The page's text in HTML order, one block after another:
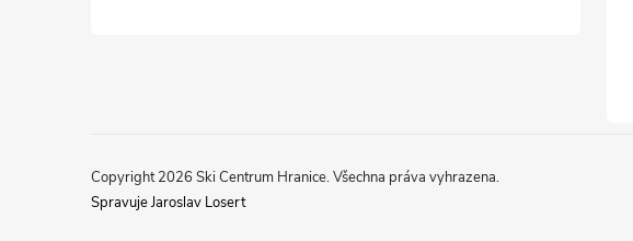
Copyright 2026 Ski Centrum Hranice. Všechna práva vyhrazena.
Spravuje Jaroslav Losert